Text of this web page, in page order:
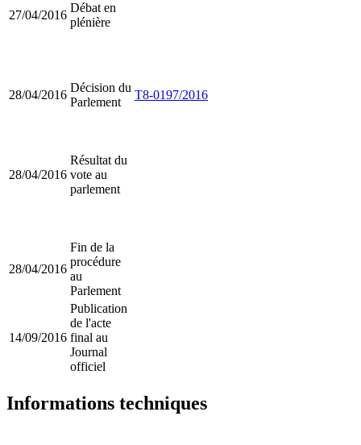
27/04/2016
Débat en
plénière
28/04/2016
Décision du
Parlement
T8-0197/2016
28/04/2016
Résultat du
vote au
parlement
28/04/2016
Fin de la
procédure
au
Parlement
14/09/2016
Publication
de l'acte
final au
Journal
officiel
Informations techniques